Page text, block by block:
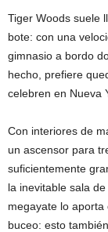
Tiger Woods suele
bote: con una
gimnasio a bordo
hecho, prefiere
celebren en Nueva
Con interiores de
un ascensor para
suficientemente
la inevitable sala
megayate lo
buceo: esto